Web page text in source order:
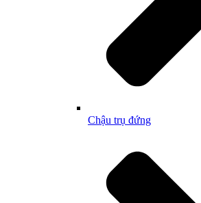
Chậu trụ đứng